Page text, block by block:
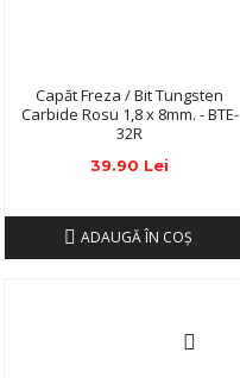
Capăt Freza / Bit Tungsten
Carbide Rosu 1,8 x 8mm. - BTE-
32R
39.90 Lei
ADAUGĂ ÎN COŞ